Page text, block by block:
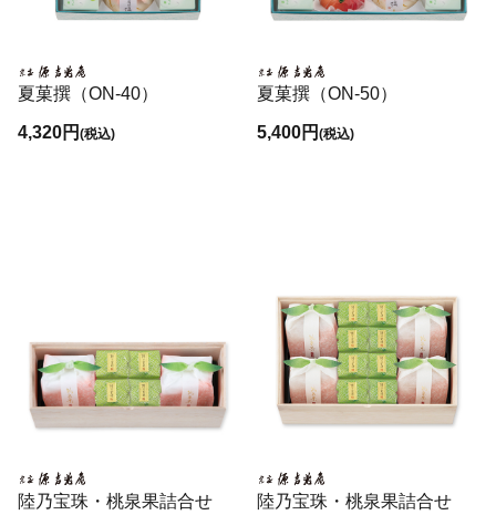
夏菓撰（ON-40）
4,320円(税込)
夏菓撰（ON-50）
5,400円(税込)
陸乃宝珠・桃泉果詰合せ
陸乃宝珠・桃泉果詰合せ